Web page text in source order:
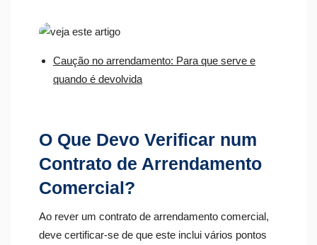
Caução no arrendamento: Para que serve e
quando é devolvida
O Que Devo Verificar num
Contrato de Arrendamento
Comercial?
Ao rever um contrato de arrendamento comercial,
deve certificar-se de que este inclui vários pontos